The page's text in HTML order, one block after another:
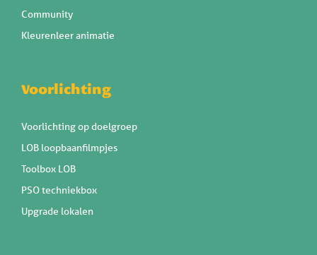
Community
Kleurenleer animatie
Voorlichting
Voorlichting op doelgroep
LOB loopbaanfilmpjes
Toolbox LOB
PSO techniekbox
Upgrade lokalen